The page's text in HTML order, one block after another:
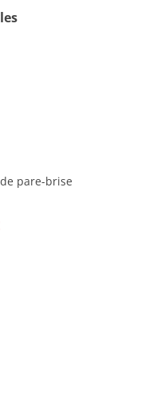
pare-brise